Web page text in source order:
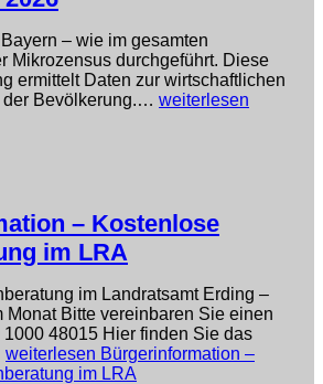
– wie im gesamten
Mikrozensus durchgeführt. Diese
ermittelt Daten zur wirtschaftlichen
der Bevölkerung.… weiterlesen
– Kostenlose
im LRA
im Landratsamt Erding –
Monat Bitte vereinbaren Sie einen
1000 48015 Hier finden Sie das
weiterlesen Bürgerinformation –
im LRA